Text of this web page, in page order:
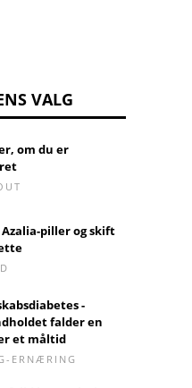
VALG
om du er
piller og skift
-
falder en
et måltid
ERNÆRING